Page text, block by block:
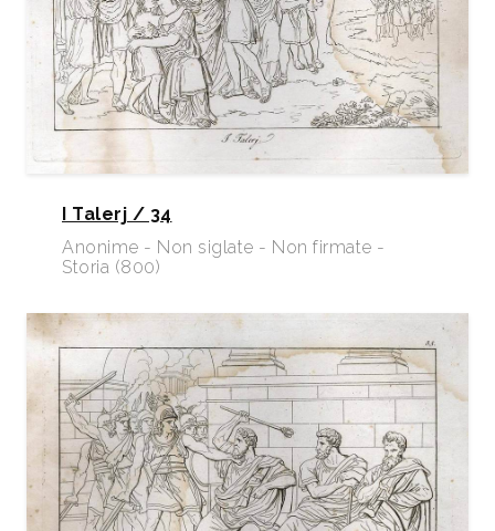
I Talerj / 34
Anonime - Non siglate - Non firmate -
Storia (800)